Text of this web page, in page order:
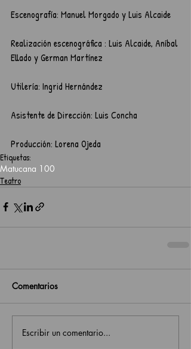
Escenografía: Manuel Morgado y Luis Alcaide
Realización escenográfica : Luis Alcaide, Aníbal
Ellado y German Martínez
Utilería: Ingrid Hernández
Asistente de Dirección: Luis Concha
Producción: Lorena Ojeda
Etiquetas:
Matucana 100
Teatro
Comentarios
Escribir un comentario...